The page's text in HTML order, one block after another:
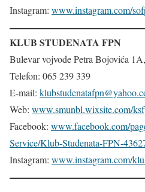
Instagram: www.instagram.com/
KLUB STUDENATA FPN
Bulevar vojvode Petra Bojovića
Telefon: 065 239 339
E-mail:
Web: www.smunbl.wixsite.com/
Facebook: www.facebook.com/
Service/Klub-Studenata-FPN-
Instagram: www.instagram.com/